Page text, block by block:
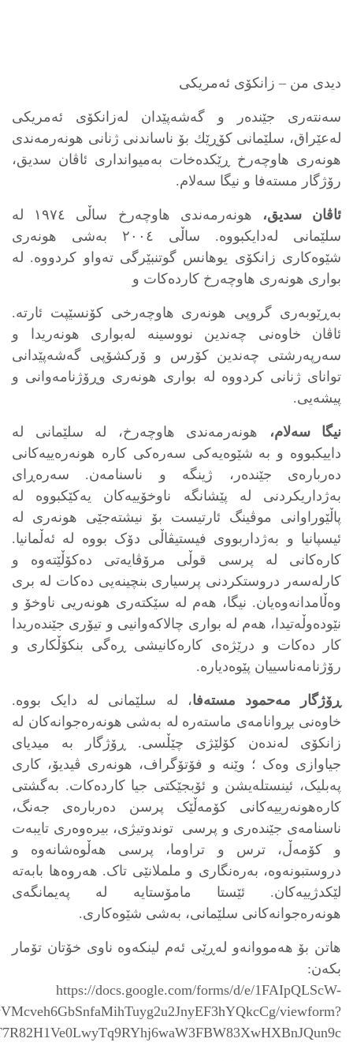
دیدی من – زانكۆی ئه‌مریكی
سه‌نته‌ری جێنده‌ر و گه‌شه‌پێدان له‌زانكۆی ئه‌مریكی
له‌عێراق، سلێمانی كۆڕێك بۆ ناساندنی ژنانی هونه‌رمه‌ندی
هونه‌ری هاوچه‌رخ ڕێكده‌خات به‌میوانداری ئاڤان سدیق،
رۆژگار مسته‌فا و نیگا سه‌لام.
ئاڤان سدیق،
هونه‌رمه‌ندی هاوچه‌رخ ساڵی ١٩٧٤ له‌
سلێمانی له‌دایكبووه‌. ساڵی ٢٠٠٤ بەشی هونەری
شێوەکاری زانکۆی یوهانس گوتنبێرگی تەواو کردووە. لە
بواری هونەری هاوچەرخ کاردەکات و
بەڕێوبەری گروپی هونەری هاوچەرخی کۆنسێپت ئارتە.
ئاڤان خاوەنی چه‌ندین نووسینە لەبواری هونەریدا و
سەرپەرشتی چەندین کۆرس و ۆرکشۆپی گەشەپێدانی
توانای ژنانی كردووه‌ لە بواری هونەری وڕۆژنامەوانی و
پیشەیی.
نیگا سەلام،
هونەرمەندی هاوچەرخ، لە سلێمانی لە
داییکبووە و بە شێوەیەکی سەرەکی کارە هونەرەییەکانی
دەربارەی جێندەر، ژینگە و ناسنامەن. سەرەڕای
بەژداریکردنی لە پێشانگە ناوخۆییەکان یەکێکبووە لە
پاڵێوراوانی موڤینگ ئارتیست بۆ نیشتەجێی هونەری لە
ئیسپانیا و بەژداربووی فیستیڤاڵی دۆک ‌بووە لە ئەڵمانیا.
کارەکانی لە پرسی قوڵی مرۆڤایەتی دەکۆڵێتەوە و
کارلەسەر دروستکردنی پرسیاری بنچینەیی دەکات لە بری
وەڵامدانەوەیان. نیگا، هەم لە سێکتەری هونەریی ناوخۆ و
نێودەوڵەتیدا، هەم لە بواری چالاکەوانیی و تیۆری جێندەریدا
کار دەکات و درێژەی کارەکانیشی ڕەگی بنکۆڵکاری و
رۆژنامەناسییان پێوەدیارە.
ڕۆژگار مەحمود مستەفا، لە سلێمانی لە دایک بووە.
خاوه‌نی بڕوانامه‌ی ماستەره‌ لە به‌شی هونەرەجوانەکان لە
زانکۆی لەندەن کۆلێژی چێڵسی. ڕۆژگار بە میدیای
جیاوازی وەک ؛ وێنە و فۆتۆگراف، هونەری ڤیدیۆ، کاری
پەبلیک، ئینستلەیشن و ئۆبجێکتی جیا كارده‌كات. بەگشتی
کارەهونەرییەکانی کۆمەڵێک پرسن دەربارەی جەنگ،
ناسنامەی جێندەری و پرسی توندوتیژی، بیرەوەری تایبەت
و کۆمەڵ، ترس و تراوما، پرسی هەڵوەشانەوە و
دروستبونەوە، بەرەنگاری و ململانێی تاک. هەروەها بابەتە
لێکدژییەکان. ئێستا مامۆستایە لە پەیمانگەی
هونەرەجوانەکانی سلێمانی، بەشی شێوەکاری.
هاتن بۆ هه‌مووانه‌و له‌ڕێی ئه‌م لینكه‌وه ‌ناوی خۆتان تۆمار
بكه‌ن:
https://docs.google.com/forms/d/e/1FAIpQLScW-
viewform?